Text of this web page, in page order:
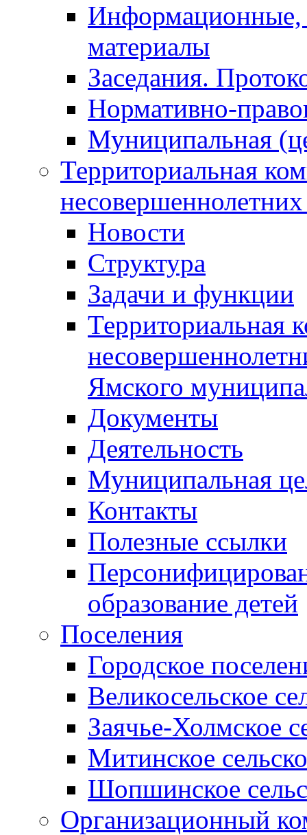
Информационные,
материалы
Заседания.
Нормативно-
Муниципальная
Территориальная
Новости
Структура
Задачи и функции
Территориальная
Ямского
Документы
Деятельность
Муниципальная
Контакты
Полезные ссылки
образование детей
Поселения
Городское
Великосельское
Заячье-Холмское
Митинское
Шопшинское
Организационный